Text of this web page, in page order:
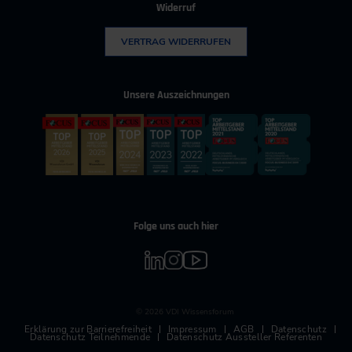
Widerruf
VERTRAG WIDERRUFEN
Unsere Auszeichnungen
Folge uns auch hier
© 2026 VDI Wissensforum
Erklärung zur Barrierefreiheit Impressum AGB Datenschutz
Datenschutz Teilnehmende Datenschutz Aussteller Referenten